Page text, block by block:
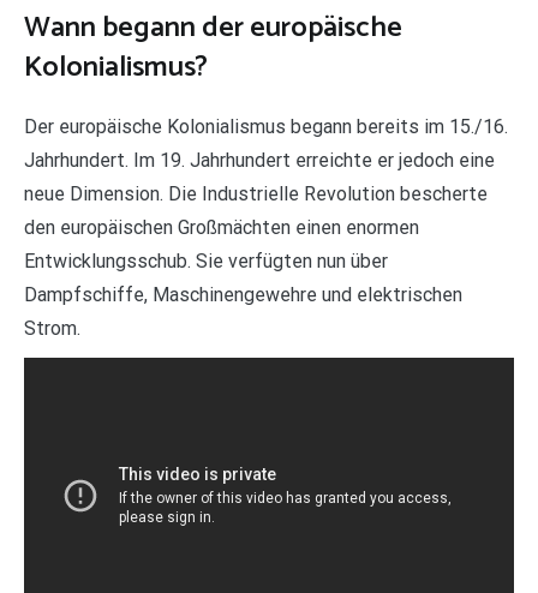
Wann begann der europäische
Kolonialismus?
Der europäische Kolonialismus begann bereits im 15./16.
Jahrhundert. Im 19. Jahrhundert erreichte er jedoch eine
neue Dimension. Die Industrielle Revolution bescherte
den europäischen Großmächten einen enormen
Entwicklungsschub. Sie verfügten nun über
Dampfschiffe, Maschinengewehre und elektrischen
Strom.